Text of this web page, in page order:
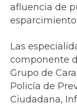
afluencia de
esparcimiento.
Las
componente
Grupo de
Policía de
Ciudadana,